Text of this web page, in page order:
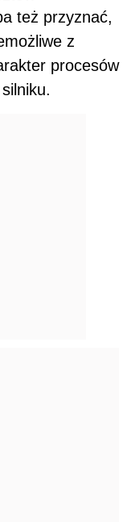
też przyznać,
z
procesów